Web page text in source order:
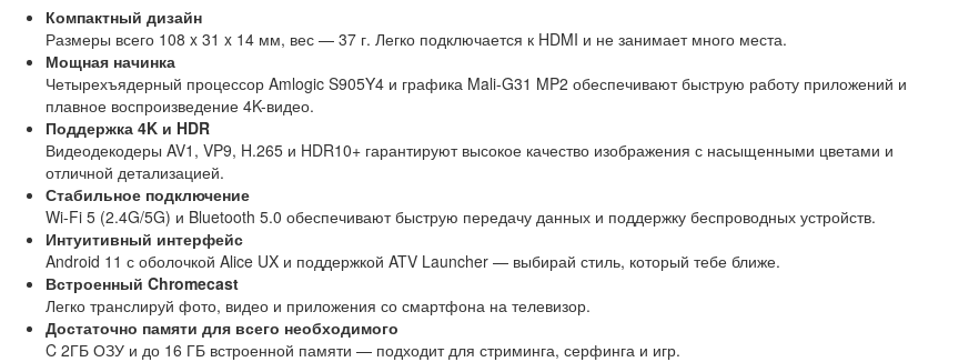
Компактный дизайн
Размеры всего 108 x 31 x 14 мм, вес — 37 г. Легко подключается к HDMI и не занимает много места.
Мощная начинка
Четырехъядерный процессор Amlogic S905Y4 и графика Mali-G31 MP2 обеспечивают быструю работу приложений и
плавное воспроизведение 4K-видео.
Поддержка 4K и HDR
Видеодекодеры AV1, VP9, H.265 и HDR10+ гарантируют высокое качество изображения с насыщенными цветами и
отличной детализацией.
Стабильное подключение
Wi-Fi 5 (2.4G/5G) и Bluetooth 5.0 обеспечивают быструю передачу данных и поддержку беспроводных устройств.
Интуитивный интерфейс
Android 11 с оболочкой Alice UX и поддержкой ATV Launcher — выбирай стиль, который тебе ближе.
Встроенный Chromecast
Легко транслируй фото, видео и приложения со смартфона на телевизор.
Достаточно памяти для всего необходимого
C 2ГБ ОЗУ и до 16 ГБ встроенной памяти — подходит для стриминга, серфинга и игр.